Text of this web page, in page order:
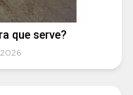
que serve?